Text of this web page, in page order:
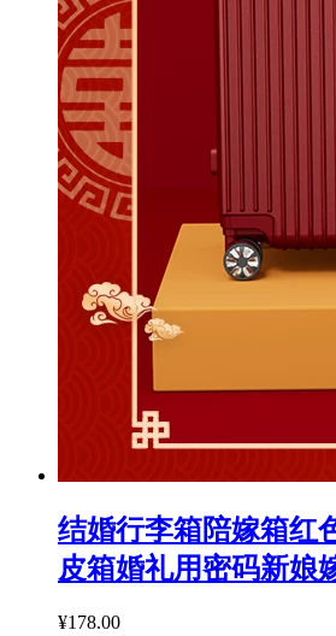
结婚行李箱陪嫁箱红
皮箱婚礼用密码新娘
¥178.00